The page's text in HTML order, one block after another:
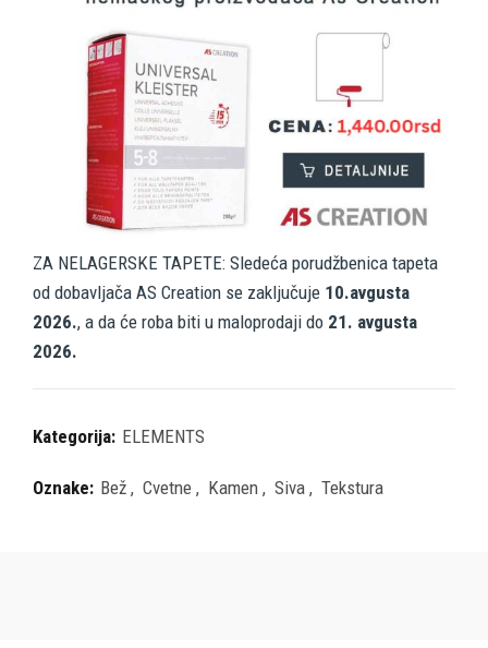
ZA NELAGERSKE TAPETE: Sledeća porudžbenica tapeta
od dobavljača AS Creation se zaključuje 10.avgusta
2026., a da će roba biti u maloprodaji do 21. avgusta
2026.
Kategorija: ELEMENTS
Oznake: Bež , Cvetne , Kamen , Siva , Tekstura